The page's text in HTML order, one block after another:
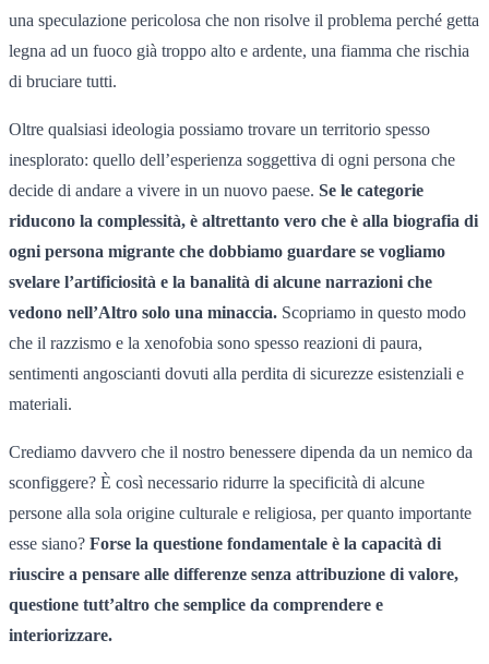
una speculazione pericolosa che non risolve il problema perché getta
legna ad un fuoco già troppo alto e ardente, una fiamma che rischia
di bruciare tutti.
Oltre qualsiasi ideologia possiamo trovare un territorio spesso
inesplorato: quello dell’esperienza soggettiva di ogni persona che
decide di andare a vivere in un nuovo paese. Se le categorie
riducono la complessità, è altrettanto vero che è alla biografia di
ogni persona migrante che dobbiamo guardare se vogliamo
svelare l’artificiosità e la banalità di alcune narrazioni che
vedono nell’Altro solo una minaccia. Scopriamo in questo modo
che il razzismo e la xenofobia sono spesso reazioni di paura,
sentimenti angoscianti dovuti alla perdita di sicurezze esistenziali e
materiali.
Crediamo davvero che il nostro benessere dipenda da un nemico da
sconfiggere? È così necessario ridurre la specificità di alcune
persone alla sola origine culturale e religiosa, per quanto importante
esse siano? Forse la questione fondamentale è la capacità di
riuscire a pensare alle differenze senza attribuzione di valore,
questione tutt’altro che semplice da comprendere e
interiorizzare.